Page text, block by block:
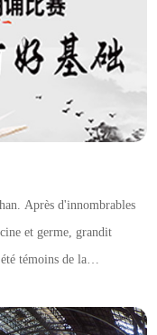
Après d'innombrables
et germe, grandit
témoins de la
réussie de notre